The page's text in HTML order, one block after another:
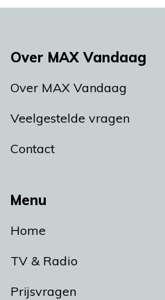
Menu
Home
TV & Radio
Prijsvragen
Over MAX Vandaag
Over MAX Vandaag
Veelgestelde vragen
Contact